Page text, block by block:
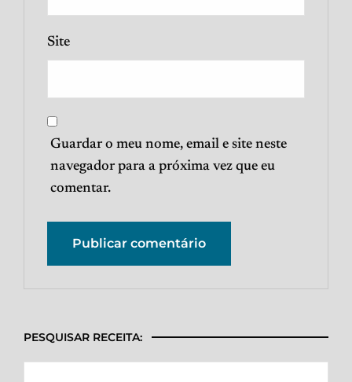
Site
Guardar o meu nome, email e site neste
navegador para a próxima vez que eu
comentar.
PESQUISAR RECEITA: